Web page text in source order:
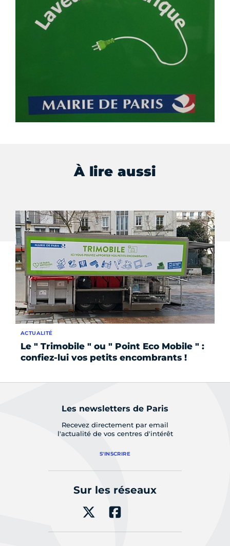
À lire aussi
Le " Trimobile " ou " Point Eco Mobile " :
confiez-lui vos petits encombrants !
ACTUALITÉ
Les newsletters de Paris
Recevez directement par email
l'actualité de vos centres d'intérêt
S'INSCRIRE
Sur les réseaux